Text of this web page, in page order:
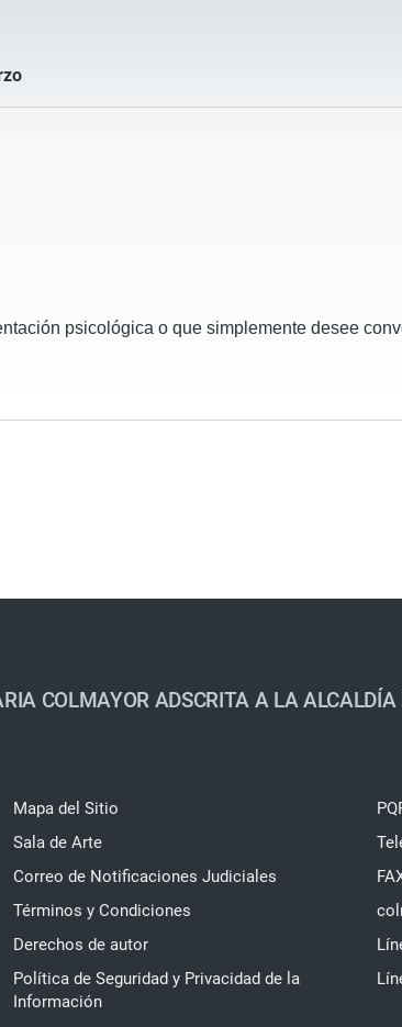
psicológica o que simplemente desee
COLMAYOR ADSCRITA A LA ALCALDÍA
Mapa del Sitio
Sala de Arte
Correo de Notificaciones Judiciales
Términos y Condiciones
Derechos de autor
Política de Seguridad y Privacidad de la
Información